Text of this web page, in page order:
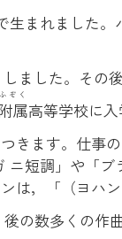
生まれました。
しました。その
附属
ふぞく
高等学校に
きます。仕事
短調」や「ブ
，「（ヨハ
の数多くの作